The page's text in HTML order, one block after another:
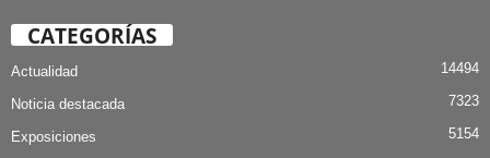
CATEGORÍAS
Actualidad 14494
Noticia destacada 7323
Exposiciones
5154